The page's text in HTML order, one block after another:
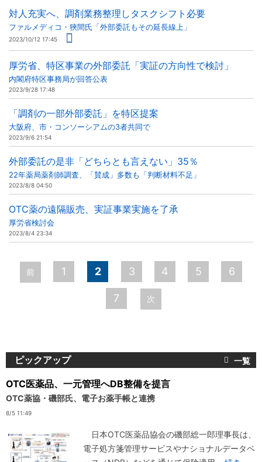
対人充実へ、調剤業務整理しタスクシフト必要
ファルメディコ・狹間氏「外部委託もその延長線上」
2023/10/12 17:45
厚労省、特区事業の外部委託「実証の方向性で検討」
内閣府特区事務局が回答公表
2023/9/28 17:48
「調剤の一部外部委託」を特区提案
大阪府、市・コンソーシアムの3者共同で
2023/9/6 21:54
外部委託の是非「どちらとも言えない」35％
22年薬局薬剤師調査、「賛成」多数も「判断材料不足」
2023/8/8 04:50
OTC薬の遠隔販売、実証事業実施を了承
厚労省検討会
2023/8/4 23:34
ペ
ー
前 1 2 3 4 5 6
7 次
ピックアップ
OTC医薬品、一元管理へDB整備を提言
OTC薬協・磯部氏、電子お薬手帳と連携
8/5 11:49
日本OTC医薬品協会の磯部総一郎理事長は、
電子処方箋管理サービスやナショナルデータベ